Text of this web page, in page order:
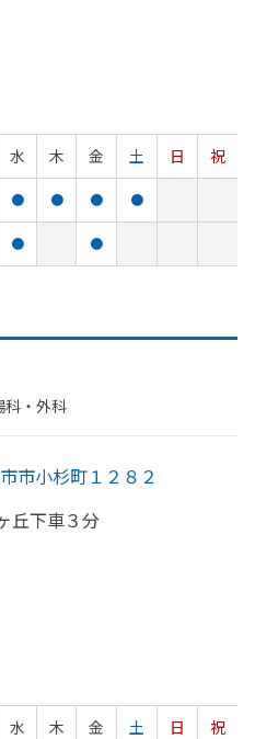
水 木 金 土 日
祝
● ● ● ●
● ●
科・​外科
市小杉町１２８２
丘下車３分
水 木 金 土 日
祝